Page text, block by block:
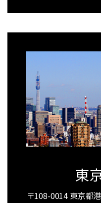
東
〒108-0014 東京都